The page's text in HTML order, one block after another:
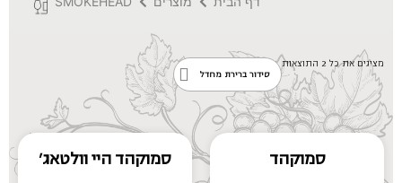
מציגים את כל ⁦2⁩ התוצאות
סמוקהד סמוקהד היי וולטאג'